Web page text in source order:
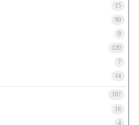
15
80
9
120
7
14
187
16
4